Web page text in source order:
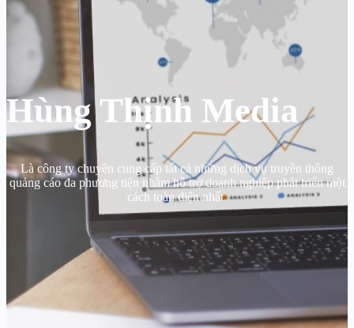
Hùng Thịnh Media
Là công ty chuyên cung cấp tất cả những dịch vụ truyền thông
quảng cáo đa phương tiện nhằm hỗ trợ doanh nghiệp phát triển một
cách toàn diện nhất.